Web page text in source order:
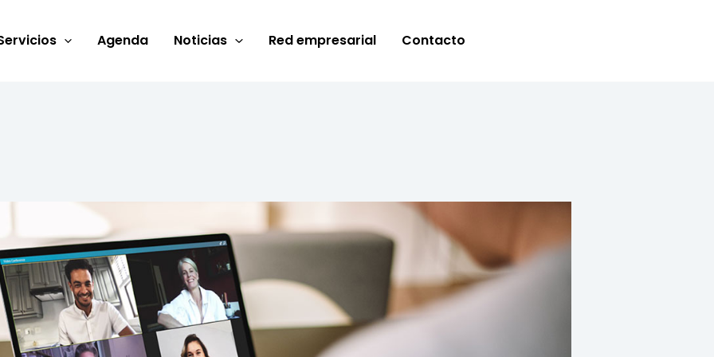
Agenda Noticias Red empresarial Contacto